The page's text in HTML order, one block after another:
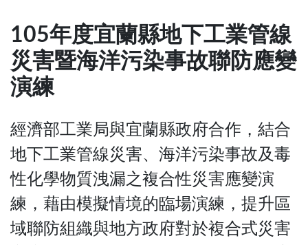
105年度宜蘭縣地下工業管線
災害暨海洋污染事故聯防應變
演練
經濟部工業局與宜蘭縣政府合作，結合
地下工業管線災害、海洋污染事故及毒
性化學物質洩漏之複合性災害應變演
練，藉由模擬情境的臨場演練，提升區
域聯防組織與地方政府對於複合式災害